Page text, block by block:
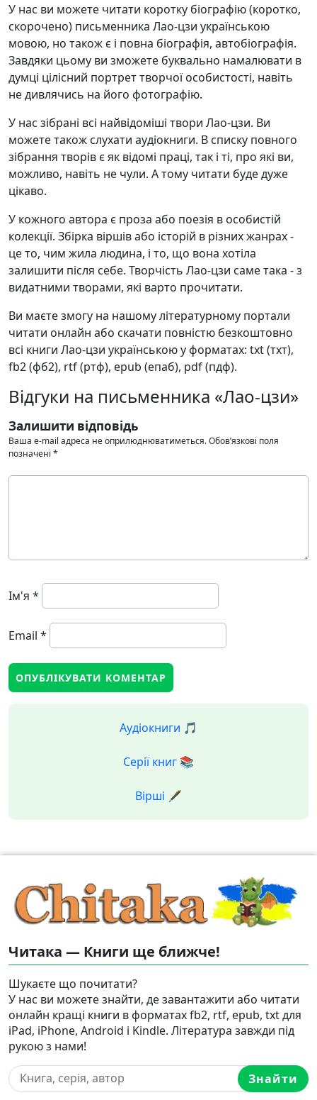
У нас ви можете читати коротку біографію (коротко,
скорочено) письменника Лао-цзи українською
мовою, но також є і повна біографія, автобіографія.
Завдяки цьому ви зможете буквально намалювати в
думці цілісний портрет творчої особистості, навіть
не дивлячись на його фотографію.
У нас зібрані всі найвідоміші твори Лао-цзи. Ви
можете також слухати аудіокниги. В списку повного
зібрання творів є як відомі праці, так і ті, про які ви,
можливо, навіть не чули. А тому читати буде дуже
цікаво.
У кожного автора є проза або поезія в особистій
колекції. Збірка віршів або історій в різних жанрах -
це то, чим жила людина, і то, що вона хотіла
залишити після себе. Творчість Лао-цзи саме така - з
видатними творами, які варто прочитати.
Ви маєте змогу на нашому літературному портали
читати онлайн або скачати повністю безкоштовно
всі книги Лао-цзи українською у форматах: txt (тхт),
fb2 (фб2), rtf (ртф), epub (епаб), pdf (пдф).
Відгуки на письменника «Лао-цзи»
Залишити відповідь
Ваша e-mail адреса не оприлюднюватиметься.Обов’язкові поля
позначені *
Ім'я *
Email *
Аудіокниги 🎵
Серії книг 📚
Вірші 🖋️
Читака — Книги ще ближче!
Шукаєте що почитати?
У нас ви можете знайти, де завантажити або читати
онлайн кращі книги в форматах fb2, rtf, epub, txt для
iPad, iPhone, Android і Kindle. Література завжди під
рукою з нами!
Знайти